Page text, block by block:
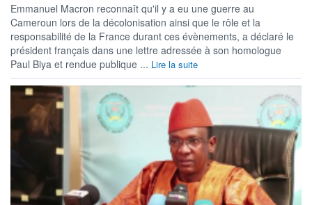
Emmanuel Macron reconnaît qu'il y a eu une guerre au
Cameroun lors de la décolonisation ainsi que le rôle et la
responsabilité de la France durant ces évènements, a déclaré le
président français dans une lettre adressée à son homologue
Paul Biya et rendue publique ... Lire la suite